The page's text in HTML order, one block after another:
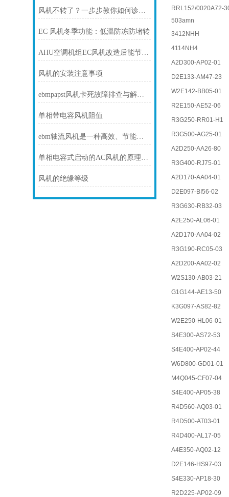
风机不转了？一步步教你如何诊断故障
EC 风机冬季功能：低温防冻防堵转
AHU空调机组EC风机改造后能节电多少？
风机的安装注意事项
ebmpapst风机卡死故障排查与解决方法
单相带电容风机阻值
ebm轴流风机是一种高效、节能和可靠的风动设备
单相电容式启动的AC风机的原理和接线方式
风机的绝缘等级
RRL152/0020A72-
503amn
3412NHH
4114NH4
A2D300-AP02-01
D2E133-AM47-23
W2E142-BB05-01
R2E150-AE52-06
R3G250-RR01-H1
R3G500-AG25-01
A2D250-AA26-80
R3G400-RJ75-01
A2D170-AA04-01
D2E097-BI56-02
R3G630-RB32-03
A2E250-AL06-01
A2D170-AA04-02
R3G190-RC05-03
A2D200-AA02-02
W2S130-AB03-21
G1G144-AE13-50
K3G097-AS82-82
W2E250-HL06-01
S4E300-AS72-53
S4E400-AP02-44
W6D800-GD01-01
M4Q045-CF07-04
S4E400-AP05-38
R4D560-AQ03-01
R4D500-AT03-01
R4D400-AL17-05
A4E350-AQ02-12
D2E146-HS97-03
S4E330-AP18-30
R2D225-AP02-09